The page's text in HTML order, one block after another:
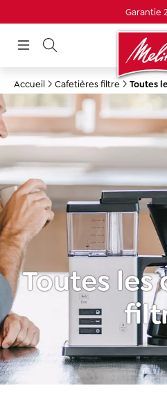
Garantie
Accueil Cafetières filtre Toutes
Toutes les